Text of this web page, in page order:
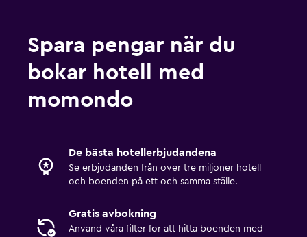
Spara pengar när du
bokar hotell med
momondo
De bästa hotellerbjudandena
Se erbjudanden från över tre miljoner hotell
och boenden på ett och samma ställe.
Gratis avbokning
Använd våra filter för att hitta boenden med